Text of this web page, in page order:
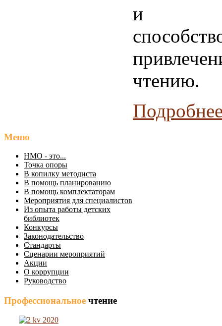
и
чтению.
Меню
НМО - это...
Точка опоры
В копилку методиста
В помощь планированию
В помощь комплектаторам
Мероприятия для специалистов
Из опыта работы детских
библиотек
Конкурсы
Законодательство
Стандарты
Сценарии мероприятий
Акции
О коррупции
Руководство
Профессиональное чтение